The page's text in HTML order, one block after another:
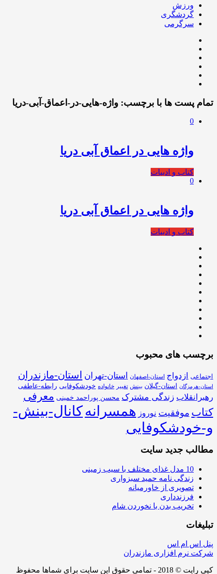
ورزش
گردشگری
سرگرمی
تمام پست ها با برچسب: واژه-هایی-در-اعماق-آبی-دریا
0
واژه‌ هایی در اعماق آبی دریا
کتاب و ادبیات
0
واژه هایی در اعماق آبی دریا
کتاب و ادبیات
برچسب های محبوب
اجتماعی ازدواج استان-اصفهان استان-تهران استان-مازندران
استان-هرمزگان استان-گیلان بینش تغییر خانواده خودشکوفایی رابطه-عاطفی
رهبرانقلاب زندگی مشترک محسن پوراحمد خمینی معرفی
کتاب موفقیت نوروز همسرانهکانال-بینش-
و-خودشکوفایی
مطالب جدید سایت
10 مدل غذای مختلف با سیب زمینی
زندگی نامه حمید سبزواری
تصویری از خاورمیانه
فرزندداری
تخریب بدن با نخوردن شام
تبلیغات
پنل اس ام اس
شرکت نرم افزاری مازندران
کپی رایت © 2018 - تمامی حقوق این سایت برای شماها محفوظ